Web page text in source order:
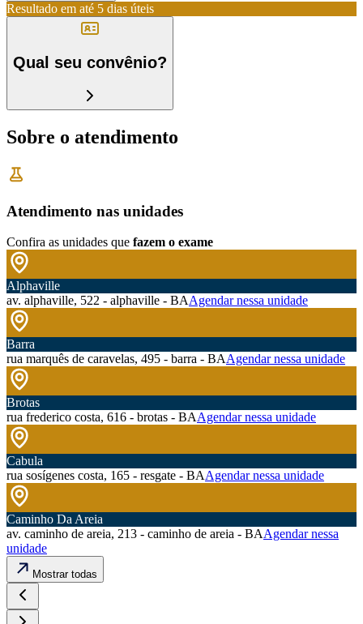
Resultado em até 5 dias úteis
Qual seu convênio?
Sobre o atendimento
Atendimento nas unidades
Confira as unidades que fazem o exame
Alphaville
av. alphaville, 522 - alphaville - BAAgendar nessa unidade
Barra
rua marquês de caravelas, 495 - barra - BAAgendar nessa unidade
Brotas
rua frederico costa, 616 - brotas - BAAgendar nessa unidade
Cabula
rua sosígenes costa, 165 - resgate - BAAgendar nessa unidade
Caminho Da Areia
av. caminho de areia, 213 - caminho de areia - BAAgendar nessa
unidade
Mostrar todas